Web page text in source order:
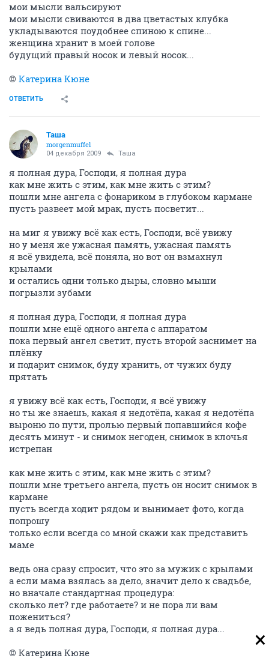
мои мысли вальсируют
мои мысли свиваются в два цветастых клубка
укладываются поудобнее спиною к спине...
женщина хранит в моей голове
будущий правый носок и левый носок...
© Катерина Кюне
ОТВЕТИТЬ
Таша
morgenmuffel
04 декабря 2009 Таша
я полная дура, Господи, я полная дура
как мне жить с этим, как мне жить с этим?
пошли мне ангела с фонариком в глубоком кармане
пусть развеет мой мрак, пусть посветит...
на миг я увижу всё как есть, Господи, всё увижу
но у меня же ужасная память, ужасная память
я всё увидела, всё поняла, но вот он взмахнул
крылами
и остались одни только дыры, словно мыши
погрызли зубами
я полная дура, Господи, я полная дура
пошли мне ещё одного ангела с аппаратом
пока первый ангел светит, пусть второй заснимет на
плёнку
и подарит снимок, буду хранить, от чужих буду
прятать
я увижу всё как есть, Господи, я всё увижу
но ты же знаешь, какая я недотёпа, какая я недотёпа
выроню по пути, пролью первый попавшийся кофе
десять минут - и снимок негоден, снимок в клочья
истрепан
как мне жить с этим, как мне жить с этим?
пошли мне третьего ангела, пусть он носит снимок в
кармане
пусть всегда ходит рядом и вынимает фото, когда
попрошу
только если всегда со мной скажи как представить
маме
ведь она сразу спросит, что это за мужик с крылами
а если мама взялась за дело, значит дело к свадьбе,
но вначале стандартная процедура:
сколько лет? где работаете? и не пора ли вам
пожениться?
а я ведь полная дура, Господи, я полная дура...
© Катерина Кюне